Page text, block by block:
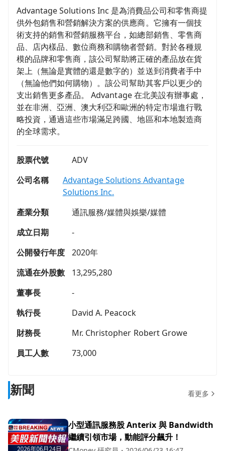
Advantage Solutions Inc 是為消費品公司和零售商提
供外包銷售和營銷解決方案的供應商。它擁有一個技
術支持的銷售和營銷服務平台，如總部銷售、零售商
品、店內樣品、數位商務和購物者營銷。對於各種規
模的品牌和零售商，該公司幫助將正確的產品放在貨
架上（無論是實體的還是數字的）並送到消費者手中
（無論他們如何購物）。該公司幫助其客戶以更少的
支出銷售更多產品。 Advantage 在北美設有辦事處，
並在非洲、亞洲、澳大利亞和歐洲的特定市場進行戰
略投資，通過這些市場滿足跨國、地區和本地製造商
的全球需求。
股票代號
ADV
公司名稱
Advantage Solutions Advantage
Solutions Inc.
產業分類
通訊服務/媒體與娛樂/媒體
成立日期
-
公開發行年度
2020年
流通在外股數
13,295,280
董事長
-
執行長
David A. Peacock
財務長
Mr. Christopher Robert Growe
員工人數
73,000
新聞 看更多
小型通訊服務股 Anterix 與 Bandwidth
繼續引領市場，動能評分飆升！